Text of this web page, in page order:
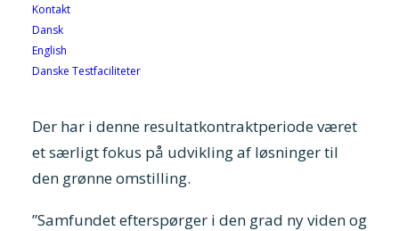
Kontakt
Dansk
English
Danske Testfaciliteter
bygningsdesign” og ”Brand og sikkerhed ved
Power-to-X”.
Der har i denne resultatkontraktperiode været
et særligt fokus på udvikling af løsninger til
den grønne omstilling.
”Samfundet efterspørger i den grad ny viden og